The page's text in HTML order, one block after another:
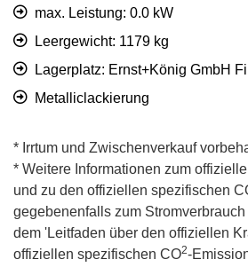
max. Leistung: 0.0 kW
Leergewicht: 1179 kg
Lagerplatz: Ernst+König GmbH
Metalliclackierung
* Irrtum und Zwischenverkauf
* Weitere Informationen zum
und zu den offiziellen spezifischen
gegebenenfalls zum
dem 'Leitfaden über den offiziellen
offiziellen spezifischen CO2-